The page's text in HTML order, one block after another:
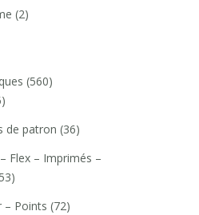
(2)
(560)
de patron (36)
Flex – Imprimés –
– Points (72)